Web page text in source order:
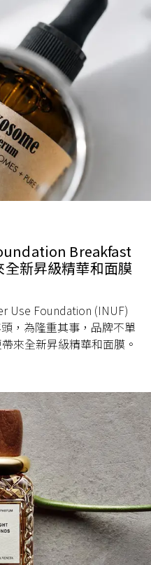
Breakfast
新昇級精華和面膜
Use Foundation (INUF)
，為隆重其事，品牌不單
來全新昇級精華和面膜。